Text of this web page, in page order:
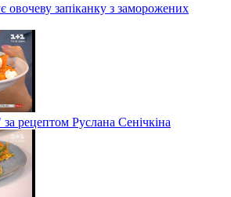
овочеву запіканку з заморожених
рецептом Руслана Сенічкіна